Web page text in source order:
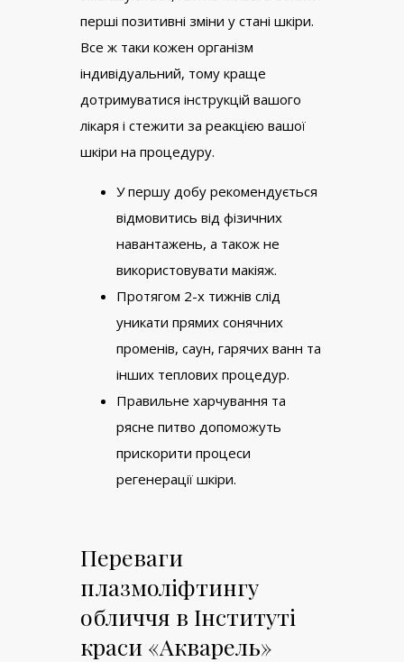
перші позитивні зміни у стані шкіри.
Все ж таки кожен організм
індивідуальний, тому краще
дотримуватися інструкцій вашого
лікаря і стежити за реакцією вашої
шкіри на процедуру.
У першу добу рекомендується
відмовитись від фізичних
навантажень, а також не
використовувати макіяж.
Протягом 2-х тижнів слід
уникати прямих сонячних
променів, саун, гарячих ванн та
інших теплових процедур.
Правильне харчування та
рясне питво допоможуть
прискорити процеси
регенерації шкіри.
Переваги
плазмоліфтингу
обличчя в Інституті
краси «Акварель»